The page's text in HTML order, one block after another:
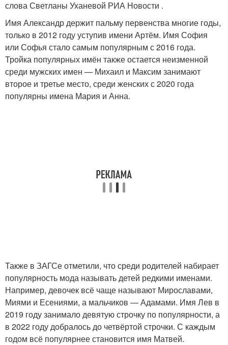
слова Светланы Уханевой РИА Новости .
Имя Александр держит пальму первенства многие годы,
только в 2012 году уступив имени Артём. Имя София
или Софья стало самым популярным с 2016 года.
Тройка популярных имён также остается неизменной
среди мужских имен — Михаил и Максим занимают
второе и третье место, среди женских с 2020 года
популярны имена Мария и Анна.
Также в ЗАГСе отметили, что среди родителей набирает
популярность мода называть детей редкими именами.
Например, девочек всё чаще называют Мирославами,
Миями и Есениями, а мальчиков — Адамами. Имя Лев в
2019 году занимало девятую строчку по популярности, а
в 2022 году добралось до четвёртой строчки. С каждым
годом всё популярнее становится имя Матвей.